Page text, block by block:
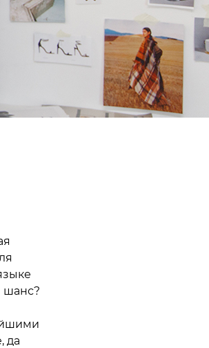
шанс?
да